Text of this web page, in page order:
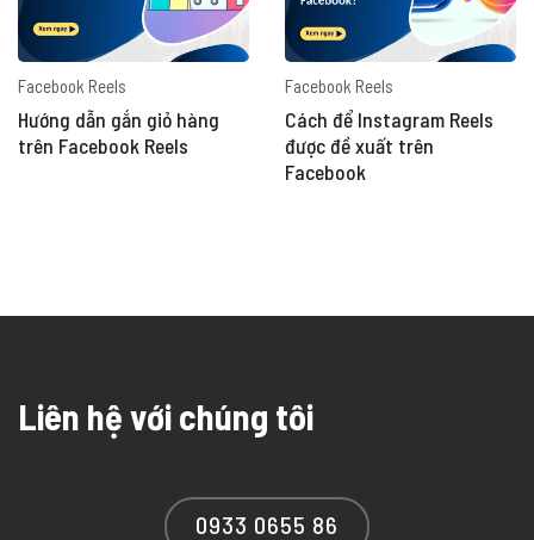
Facebook Reels
Hướng dẫn gắn giỏ hàng
trên Facebook Reels
Facebook Reels
Cách để Instagram Reels
được đề xuất trên
Facebook
Liên hệ với chúng tôi
0933 0655 86